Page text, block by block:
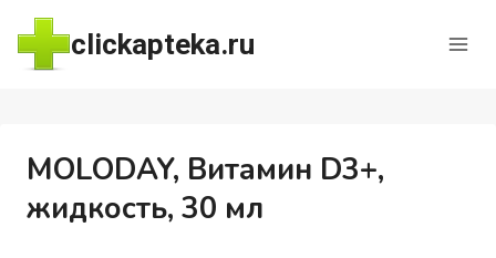
Перейти
содержимому
clickapteka.ru
MOLODAY, Витамин D3+,
жидкость, 30 мл